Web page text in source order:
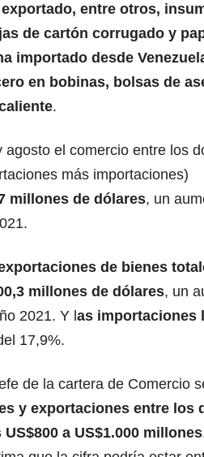
exportado, entre otros,
de cartón corrugado y
importado desde
en bobinas, bolsas de
.
agosto el comercio entre los
más importaciones)
millones de dólares, un
de bienes
millones de dólares, un
2021. Y l as importaciones
17,9%.
de la cartera de Comercio
y exportaciones entre los
a US$1.000 millones